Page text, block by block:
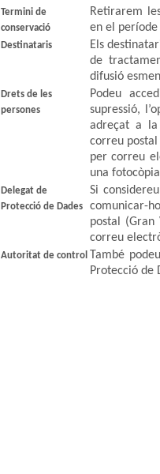
Termini de
conservació
Retirarem
en el període
Destinataris
Els
de
difusió
Drets de les
persones
Podeu
supressió,
adreçat a la
correu postal
per correu
una
Delegat de
Protecció de Dades
Si
comunicar-
postal (Gran
correu
Autoritat de control
També
Protecció de